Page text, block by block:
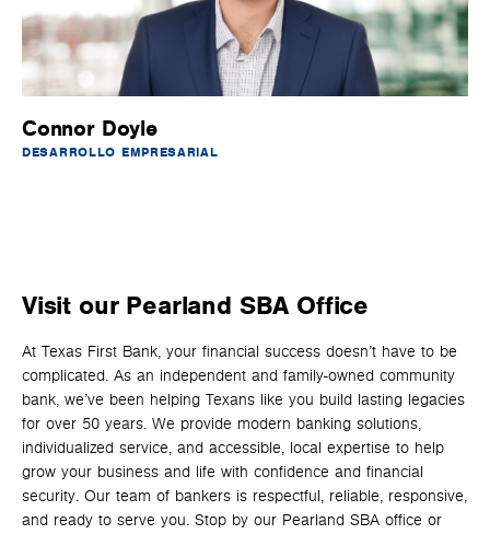
Connor Doyle
DESARROLLO EMPRESARIAL
Visit our Pearland SBA Office
At Texas First Bank, your financial success doesn’t have to be
complicated. As an independent and family-owned community
bank, we’ve been helping Texans like you build lasting legacies
for over 50 years. We provide modern banking solutions,
individualized service, and accessible, local expertise to help
grow your business and life with confidence and financial
security. Our team of bankers is respectful, reliable, responsive,
and ready to serve you. Stop by our Pearland SBA office or